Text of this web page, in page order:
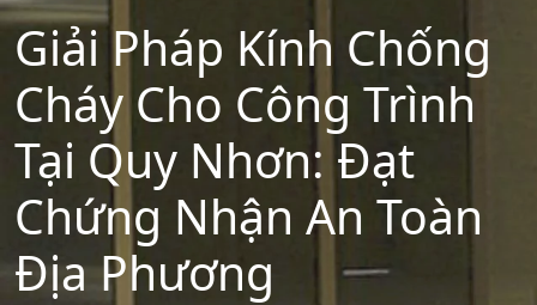
Giải Pháp Kính Chống
Cháy Cho Công Trình
Tại Quy Nhơn: Đạt
Chứng Nhận An Toàn
Địa Phương